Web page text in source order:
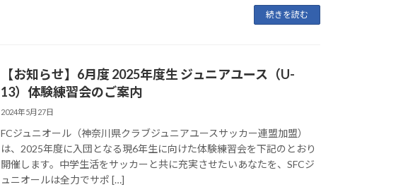
続きを読む
【お知らせ】6月度 2025年度生 ジュニアユース（U-
13）体験練習会のご案内
2024年5月27日
FCジュニオール（神奈川県クラブジュニアユースサッカー連盟加盟）
は、2025年度に入団となる現6年生に向けた体験練習会を下記のとおり
開催します。中学生活をサッカーと共に充実させたいあなたを、SFCジ
ュニオールは全力でサポ […]